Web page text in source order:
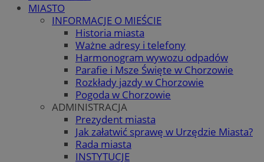
MIASTO
INFORMACJE O MIEŚCIE
Historia miasta
Ważne adresy i telefony
Harmonogram wywozu odpadów
Parafie i Msze Święte w Chorzowie
Rozkłady jazdy w Chorzowie
Pogoda w Chorzowie
ADMINISTRACJA
Prezydent miasta
Jak załatwić sprawę w Urzędzie Miasta?
Rada miasta
INSTYTUCJE